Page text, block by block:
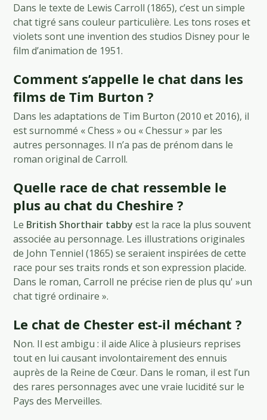
Dans le texte de Lewis Carroll (1865), c’est un simple
chat tigré sans couleur particulière. Les tons roses et
violets sont une invention des studios Disney pour le
film d’animation de 1951.
Comment s’appelle le chat dans les
films de Tim Burton ?
Dans les adaptations de Tim Burton (2010 et 2016), il
est surnommé « Chess » ou « Chessur » par les
autres personnages. Il n’a pas de prénom dans le
roman original de Carroll.
Quelle race de chat ressemble le
plus au chat du Cheshire ?
Le British Shorthair tabby est la race la plus souvent
associée au personnage. Les illustrations originales
de John Tenniel (1865) se seraient inspirées de cette
race pour ses traits ronds et son expression placide.
Dans le roman, Carroll ne précise rien de plus qu' »un
chat tigré ordinaire ».
Le chat de Chester est-il méchant ?
Non. Il est ambigu : il aide Alice à plusieurs reprises
tout en lui causant involontairement des ennuis
auprès de la Reine de Cœur. Dans le roman, il est l’un
des rares personnages avec une vraie lucidité sur le
Pays des Merveilles.